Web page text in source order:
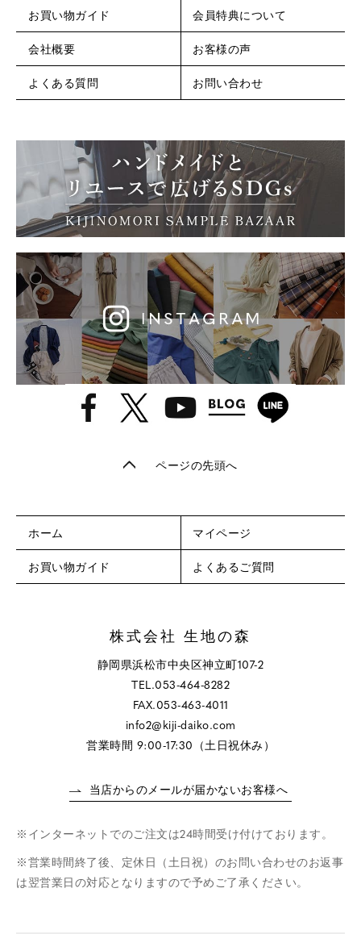
お買い物ガイド 会員特典について
会社概要 お客様の声
よくある質問 お問い合わせ
ページの先頭へ
ホーム マイページ
お買い物ガイド よくあるご質問
株式会社 生地の森
静岡県浜松市中央区神立町107-2
TEL.053-464-8282
FAX.053-463-4011
info2@kiji-daiko.com
営業時間 9:00-17:30（土日祝休み）
当店からのメールが届かないお客様へ
インターネットでのご注文は24時間受け付けております。
営業時間終了後、定休日（土日祝）のお問い合わせのお返事
は翌営業日の対応となりますので予めご了承ください。